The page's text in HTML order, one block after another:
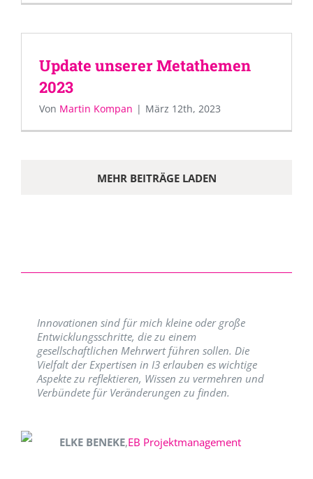
Update unserer Metathemen
2023
Von Martin Kompan | März 12th, 2023
MEHR BEITRÄGE LADEN
Innovationen sind für mich kleine oder große
Entwicklungsschritte, die zu einem
gesellschaftlichen Mehrwert führen sollen. Die
Vielfalt der Expertisen in I3 erlauben es wichtige
Aspekte zu reflektieren, Wissen zu vermehren und
Verbündete für Veränderungen zu finden.
ELKE BENEKE,EB Projektmanagement